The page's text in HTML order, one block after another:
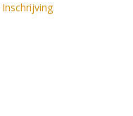
Inschrijving